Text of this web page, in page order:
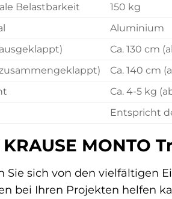
Belastbarkeit
150 kg
Aluminium
Ca. 130 cm
Ca. 140 cm
Ca. 4-5 kg
Entspricht
KRAUSE MONTO
Sie sich von den vielfältigen
bei Ihren Projekten helfen